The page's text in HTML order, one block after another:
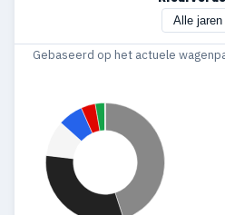
Gebaseerd op het actuele